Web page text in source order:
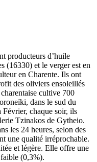
producteurs d’huile
(16330) et le verger est en
en Charente. Ils ont
des oliviers ensoleillés
cultive 700
dans le sud du
Février, chaque soir, ils
Tzinakos de Gytheio.
les 24 heures, selon des
une qualité irréprochable.
et légère. Elle offre une
(0,3%).